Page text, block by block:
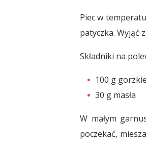
Piec w
patyczka. Wyjąć
Składniki na
100 g
30 g masła
W małym
poczekać,